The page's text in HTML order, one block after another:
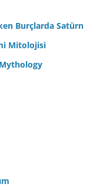
Burçlarda Satürn
Mitolojisi